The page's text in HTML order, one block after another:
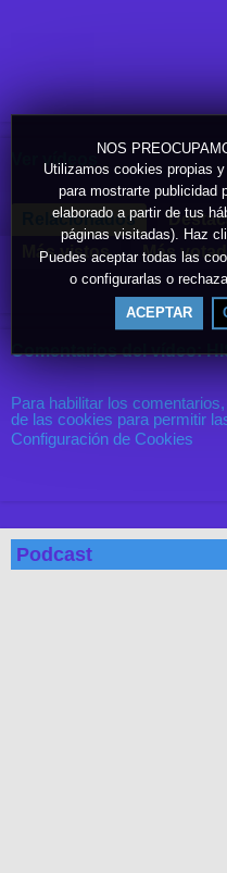
NOS
Utilizamos cookies propias
para mostrarte publicidad
elaborado a partir de tus
páginas visitadas). Haz
Puedes aceptar todas las
o configurarlas o
ACEPTAR
Ver vídeos
Relacionados
Más vistos
Más
Comentarios del vídeo:
Para habilitar los
de las cookies para permitir
Configuración de Cookies
Podcast